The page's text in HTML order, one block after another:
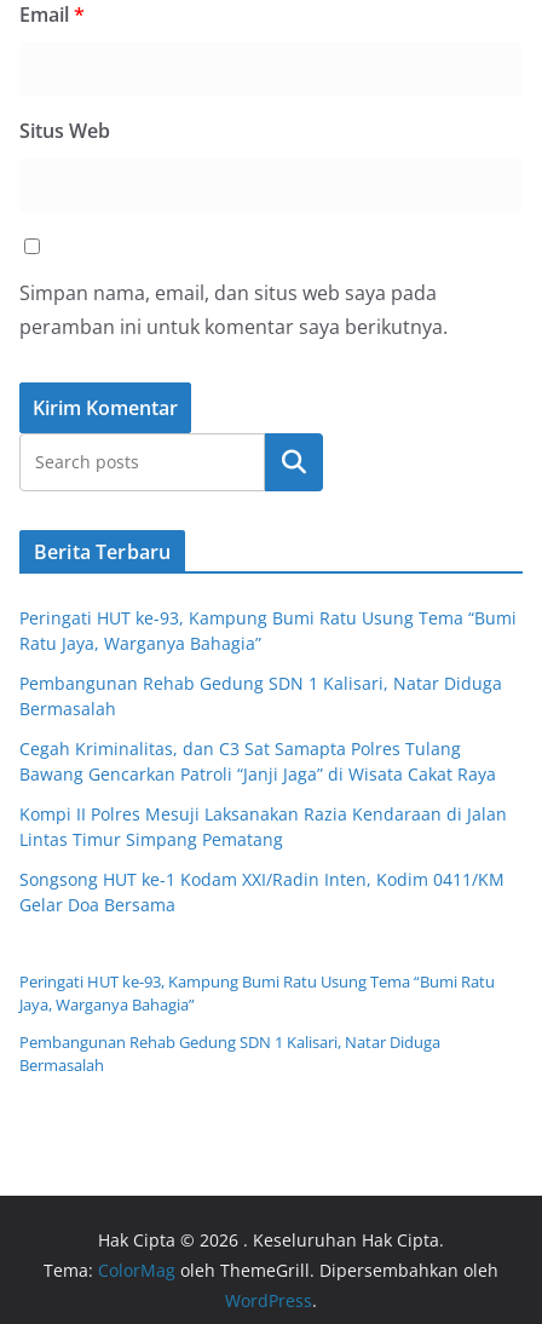
Email*
Situs Web
Simpan nama, email, dan situs web saya pada
peramban ini untuk komentar saya berikutnya.
Cari
Berita Terbaru
Peringati HUT ke-93, Kampung Bumi Ratu Usung Tema “Bumi
Ratu Jaya, Warganya Bahagia”
Pembangunan Rehab Gedung SDN 1 Kalisari, Natar Diduga
Bermasalah
Cegah Kriminalitas, dan C3 Sat Samapta Polres Tulang
Bawang Gencarkan Patroli “Janji Jaga” di Wisata Cakat Raya
Kompi II Polres Mesuji Laksanakan Razia Kendaraan di Jalan
Lintas Timur Simpang Pematang
Songsong HUT ke-1 Kodam XXI/Radin Inten, Kodim 0411/KM
Gelar Doa Bersama
Peringati HUT ke-93, Kampung Bumi Ratu Usung Tema “Bumi Ratu
Jaya, Warganya Bahagia”
Pembangunan Rehab Gedung SDN 1 Kalisari, Natar Diduga
Bermasalah
Hak Cipta © 2026 . Keseluruhan Hak Cipta.
Tema: ColorMag oleh ThemeGrill. Dipersembahkan oleh
WordPress.